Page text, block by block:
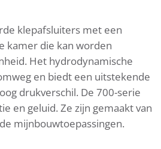
klepafsluiters met een
kamer die kan worden
Het hydrodynamische
en biedt een uitstekende
drukverschil. De 700-serie
en geluid. Ze zijn gemaakt van
mijnbouwtoepassingen.